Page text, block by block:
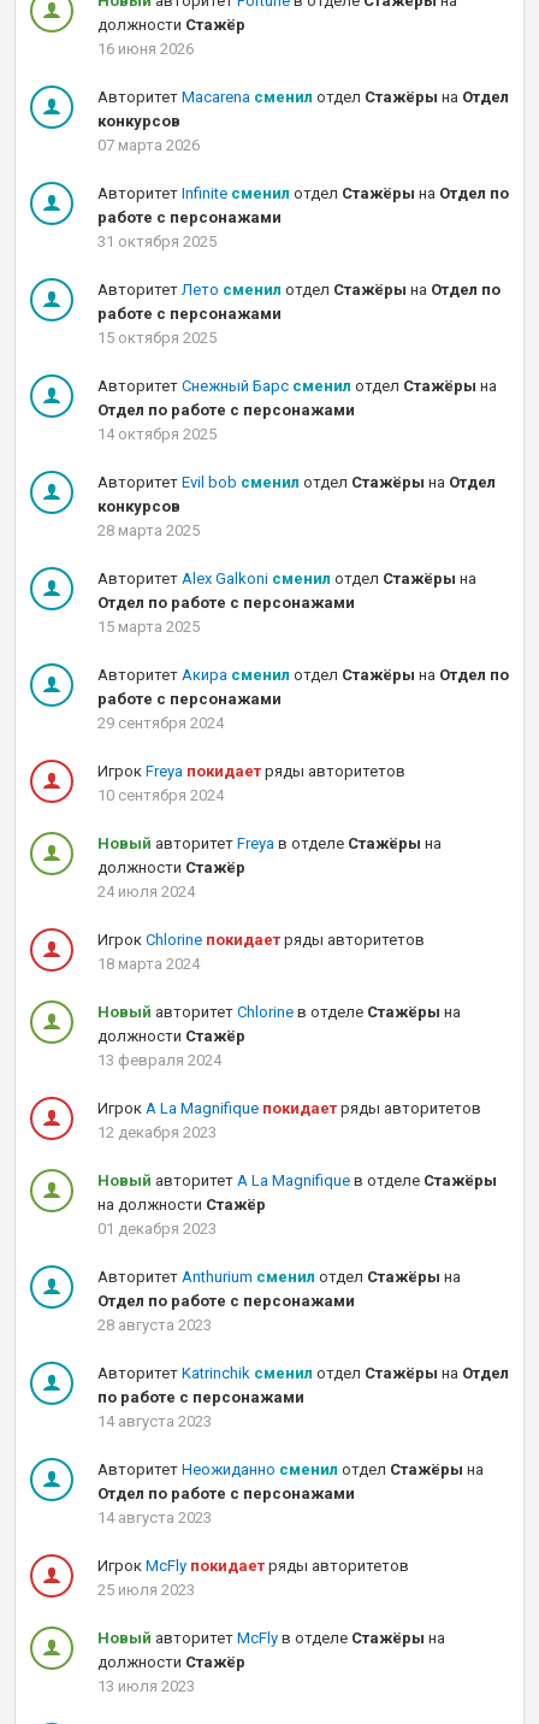
должности Стажёр
16 июня 2026
Авторитет Macarena сменил отдел Стажёры на Отдел
конкурсов
07 марта 2026
Авторитет Infinite сменил отдел Стажёры на Отдел по
работе с персонажами
31 октября 2025
Авторитет Лето сменил отдел Стажёры на Отдел по
работе с персонажами
15 октября 2025
Авторитет Снежный Барс сменил отдел Стажёры на
Отдел по работе с персонажами
14 октября 2025
Авторитет Evil bob сменил отдел Стажёры на Отдел
конкурсов
28 марта 2025
Авторитет Alex Galkoni сменил отдел Стажёры на
Отдел по работе с персонажами
15 марта 2025
Авторитет Акира сменил отдел Стажёры на Отдел по
работе с персонажами
29 сентября 2024
Игрок Freya покидает ряды авторитетов
10 сентября 2024
Новый авторитет Freya в отделе Стажёры на
должности Стажёр
24 июля 2024
Игрок Chlorine покидает ряды авторитетов
18 марта 2024
Новый авторитет Chlorine в отделе Стажёры на
должности Стажёр
13 февраля 2024
Игрок A La Magnifique покидает ряды авторитетов
12 декабря 2023
Новый авторитет A La Magnifique в отделе Стажёры
на должности Стажёр
01 декабря 2023
Авторитет Anthurium сменил отдел Стажёры на
Отдел по работе с персонажами
28 августа 2023
Авторитет Katrinchik сменил отдел Стажёры на Отдел
по работе с персонажами
14 августа 2023
Авторитет Неожиданно сменил отдел Стажёры на
Отдел по работе с персонажами
14 августа 2023
Игрок McFly покидает ряды авторитетов
25 июля 2023
Новый авторитет McFly в отделе Стажёры на
должности Стажёр
13 июля 2023